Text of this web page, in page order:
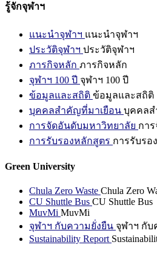
รู้จักจุฬาฯ
แนะนำจุฬาฯ แนะนำจุฬาฯ
ประวัติจุฬาฯ ประวัติจุฬาฯ
ภารกิจหลัก ภารกิจหลัก
จุฬาฯ 100 ปี จุฬาฯ 100 ปี
ข้อมูลและสถิติ ข้อมูลและสถิติ
บุคคลสำคัญที่มาเยือน บุคคลส
การจัดอันดับมหาวิทยาลัย กา
การรับรองหลักสูตร การรับรอ
Green University
Chula Zero Waste Chula Zero
CU Shuttle Bus CU Shuttle Bus
MuvMi MuvMi
จุฬาฯ กับความยั่งยืน จุฬาฯ กับ
Sustainability Report